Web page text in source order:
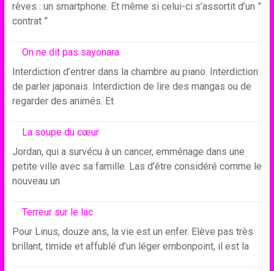
rêves : un smartphone. Et même si celui-ci s’assortit d’un ”
contrat ”
On ne dit pas sayonara
Interdiction d’entrer dans la chambre au piano. Interdiction
de parler japonais. Interdiction de lire des mangas ou de
regarder des animés. Et
La soupe du cœur
Jordan, qui a survécu à un cancer, emménage dans une
petite ville avec sa famille. Las d’être considéré comme le
nouveau un
Terreur sur le lac
Pour Linus, douze ans, la vie est un enfer. Elève pas très
brillant, timide et affublé d’un léger embonpoint, il est la